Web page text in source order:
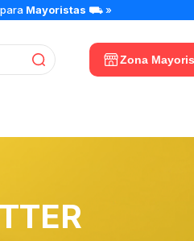
Mayoristas ⛟ »
Zona